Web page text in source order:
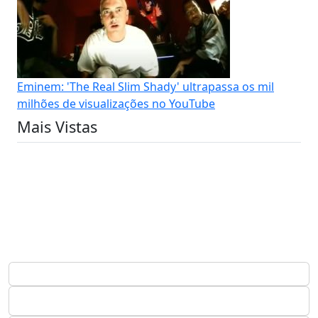
Eminem: 'The Real Slim Shady' ultrapassa os mil
milhões de visualizações no YouTube
Mais Vistas